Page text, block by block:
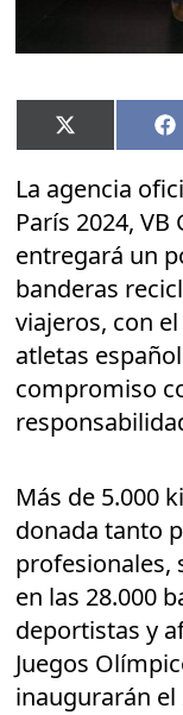
Compartir
en
X
(Twitter)
La agencia
París 2024,
entregará un
banderas
viajeros, con
atletas
compromiso
Más de 5.000
donada tanto
profesionales,
en las 28.000
deportistas y
Juegos
inaugurarán el